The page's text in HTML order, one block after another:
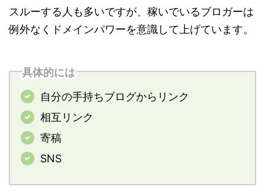
スルーする人も多いですが、稼いでいるブロガーは
例外なくドメインパワーを意識して上げています。
具体的には
自分の手持ちブログからリンク
相互リンク
寄稿
SNS